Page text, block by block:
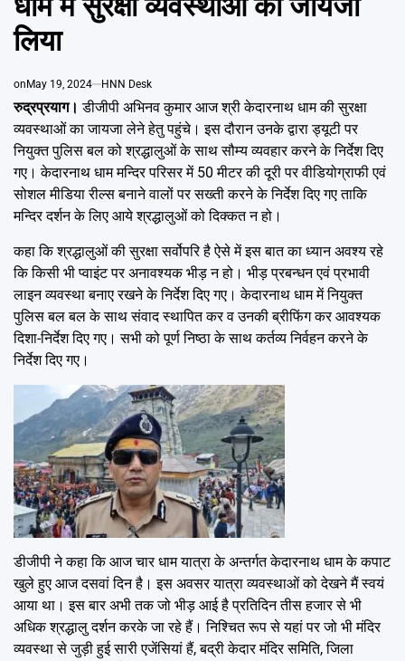
लिया
on May 19, 2024 HNN Desk
रुद्रप्रयाग। डीजीपी अभिनव कुमार आज श्री केदारनाथ धाम की सुरक्षा
व्यवस्थाओं का जायजा लेने हेतु पहुंचे। इस दौरान उनके द्वारा ड्यूटी पर
नियुक्त पुलिस बल को श्रद्धालुओं के साथ सौम्य व्यवहार करने के निर्देश दिए
गए। केदारनाथ धाम मन्दिर परिसर में 50 मीटर की दूरी पर वीडियोग्राफी एवं
सोशल मीडिया रील्स बनाने वालों पर सख्ती करने के निर्देश दिए गए ताकि
मन्दिर दर्शन के लिए आये श्रद्धालुओं को दिक्कत न हो।
कहा कि श्रद्धालुओं की सुरक्षा सर्वोपरि है ऐसे में इस बात का ध्यान अवश्य रहे
कि किसी भी प्वाइंट पर अनावश्यक भीड़ न हो। भीड़ प्रबन्धन एवं प्रभावी
लाइन व्यवस्था बनाए रखने के निर्देश दिए गए। केदारनाथ धाम में नियुक्त
पुलिस बल बल के साथ संवाद स्थापित कर व उनकी ब्रीफिंग कर आवश्यक
दिशा-निर्देश दिए गए। सभी को पूर्ण निष्ठा के साथ कर्तव्य निर्वहन करने के
निर्देश दिए गए।
डीजीपी ने कहा कि आज चार धाम यात्रा के अन्तर्गत केदारनाथ धाम के कपाट
खुले हुए आज दसवां दिन है। इस अवसर यात्रा व्यवस्थाओं को देखने मैं स्वयं
आया था। इस बार अभी तक जो भीड़ आई है प्रतिदिन तीस हजार से भी
अधिक श्रद्धालु दर्शन करके जा रहे हैं। निश्चित रूप से यहां पर जो भी मंदिर
व्यवस्था से जुड़ी हुई सारी एजेंसियां हैं, बद्री केदार मंदिर समिति, जिला